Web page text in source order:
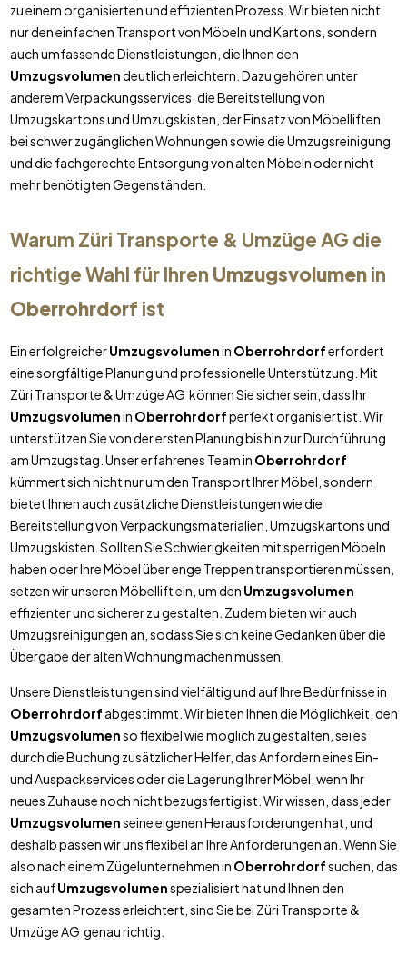
zu einem organisierten und effizienten Prozess. Wir bieten nicht
nur den einfachen Transport von Möbeln und Kartons, sondern
auch umfassende Dienstleistungen, die Ihnen den
Umzugsvolumendeutlich erleichtern. Dazu gehören unter
anderem Verpackungsservices, die Bereitstellung von
Umzugskartons und Umzugskisten, der Einsatz von Möbelliften
bei schwer zugänglichen Wohnungen sowie die Umzugsreinigung
und die fachgerechte Entsorgung von alten Möbeln oder nicht
mehr benötigten Gegenständen.
Warum Züri Transporte & Umzüge AG die
richtige Wahl für Ihren Umzugsvolumenin
Oberrohrdorf ist
Ein erfolgreicherUmzugsvolumenin Oberrohrdorferfordert
eine sorgfältige Planung und professionelle Unterstützung. Mit
Züri Transporte & Umzüge AG können Sie sicher sein, dass Ihr
Umzugsvolumenin Oberrohrdorfperfekt organisiert ist. Wir
unterstützen Sie von der ersten Planung bis hin zur Durchführung
am Umzugstag. Unser erfahrenes Team in Oberrohrdorf
kümmert sich nicht nur um den Transport Ihrer Möbel, sondern
bietet Ihnen auch zusätzliche Dienstleistungen wie die
Bereitstellung von Verpackungsmaterialien, Umzugskartons und
Umzugskisten. Sollten Sie Schwierigkeiten mit sperrigen Möbeln
haben oder Ihre Möbel über enge Treppen transportieren müssen,
setzen wir unseren Möbellift ein, um den Umzugsvolumen
effizienter und sicherer zu gestalten. Zudem bieten wir auch
Umzugsreinigungen an, sodass Sie sich keine Gedanken über die
Übergabe der alten Wohnung machen müssen.
Unsere Dienstleistungen sind vielfältig und auf Ihre Bedürfnisse in
Oberrohrdorf abgestimmt. Wir bieten Ihnen die Möglichkeit, den
Umzugsvolumenso flexibel wie möglich zu gestalten, sei es
durch die Buchung zusätzlicher Helfer, das Anfordern eines Ein-
und Auspackservices oder die Lagerung Ihrer Möbel, wenn Ihr
neues Zuhause noch nicht bezugsfertig ist. Wir wissen, dass jeder
Umzugsvolumenseine eigenen Herausforderungen hat, und
deshalb passen wir uns flexibel an Ihre Anforderungen an. Wenn Sie
also nach einem Zügelunternehmen in Oberrohrdorfsuchen, das
sich aufUmzugsvolumenspezialisiert hat und Ihnen den
gesamten Prozess erleichtert, sind Sie bei Züri Transporte &
Umzüge AG genau richtig.